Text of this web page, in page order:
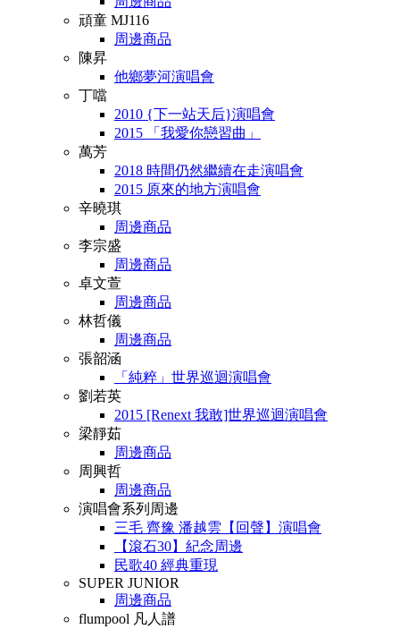
頑童 MJ116
周邊商品
陳昇
他鄉夢河演唱會
丁噹
2010 {下一站天后}演唱會
2015 「我愛你戀習曲」
萬芳
2018 時間仍然繼續在走演唱會
2015 原來的地方演唱會
辛曉琪
周邊商品
李宗盛
周邊商品
卓文萱
周邊商品
林哲儀
周邊商品
張韶涵
「純粹」世界巡迴演唱會
劉若英
2015 [Renext 我敢]世界巡迴演唱會
梁靜茹
周邊商品
周興哲
周邊商品
演唱會系列周邊
三毛 齊豫 潘越雲【回聲】演唱會
【滾石30】紀念周邊
民歌40 經典重現
SUPER JUNIOR
周邊商品
flumpool 凡人譜